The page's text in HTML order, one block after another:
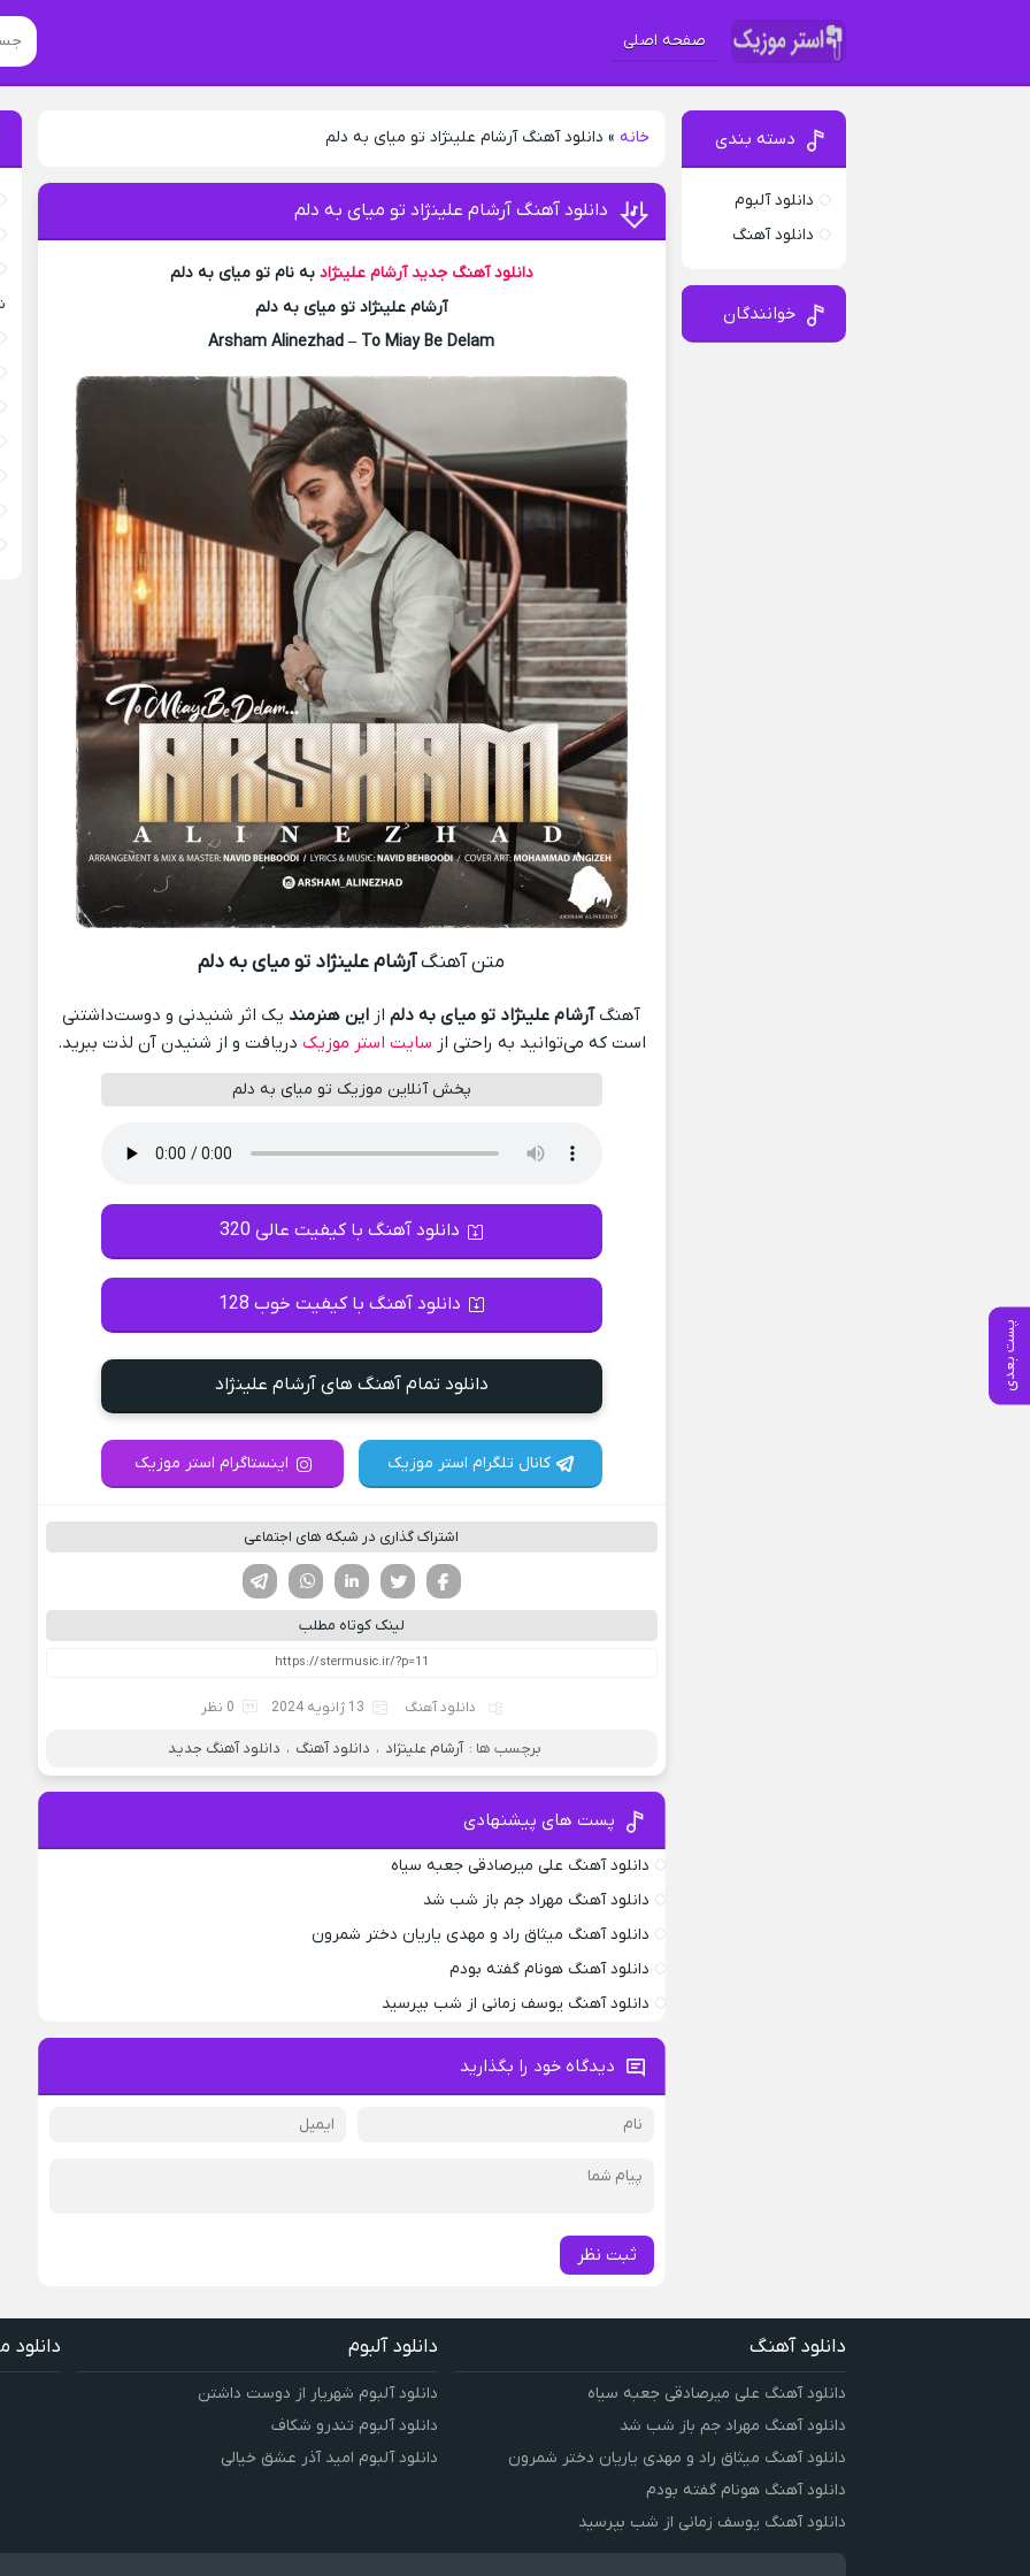
صفحه اصلی
خانه » دانلود آهنگ آرشام علینژاد تو میای به دلم
پست بعدی
دانلود آهنگ آرشام علینژاد تو میای به دلم
دانلود آهنگ جدید آرشام علینژاد به نام تو میای به دلم
آرشام علینژاد تو میای به دلم
Arsham Alinezhad – To Miay Be Delam
متن آهنگآرشام علینژاد تو میای به دلم
آهنگآرشام علینژاد تو میای به دلماز این هنرمندیک اثر شنیدنی و دوست‌داشتنی
است که می‌توانید به راحتی از سایت استر موزیک دریافت و از شنیدن آن لذت ببرید.
پخش آنلاین موزیک تو میای به دلم
دانلود آهنگ با کیفیت عالی 320
دانلود آهنگ با کیفیت خوب 128
دانلود تمام آهنگ های آرشام علینژاد
کانال تلگرام استر موزیک اینستاگرام استر موزیک
اشتراک گذاری در شبکه های اجتماعی
لینکدین تویتر
فیسوک
لینک کوتاه مطلب
دانلود آهنگ 13 ژانویه 2024 0 نظر
برچسب ها : آرشام علینژاد ، دانلود آهنگ ، دانلود آهنگ جدید
پست های پیشنهادی
دانلود آهنگ علی میرصادقی جعبه سیاه
دانلود آهنگ مهراد جم باز شب شد
دانلود آهنگ میثاق راد و مهدی یاریان دختر شمرون
دانلود آهنگ هونام گفته بودم
دانلود آهنگ یوسف زمانی از شب بپرسید
دیدگاه خود را بگذارید
ثبت نظر
دسته بندی
دانلود آلبوم
دانلود آهنگ
خوانندگان
دانلود آهنگ
دانلود آهنگ علی میرصادقی جعبه سیاه
دانلود آهنگ مهراد جم باز شب شد
دانلود آهنگ میثاق راد و مهدی یاریان دختر شمرون
دانلود آهنگ هونام گفته بودم
دانلود آهنگ یوسف زمانی از شب بپرسید
دانلود آلبوم
دانلود آلبوم شهریار از دوست داشتن
دانلود آلبوم تندرو شکاف
دانلود آلبوم امید آذر عشق خیالی
دانلود